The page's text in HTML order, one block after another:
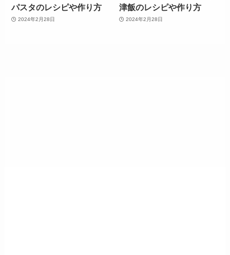
パスタのレシピや作り方
2024年2月28日
津飯のレシピや作り方
2024年2月28日